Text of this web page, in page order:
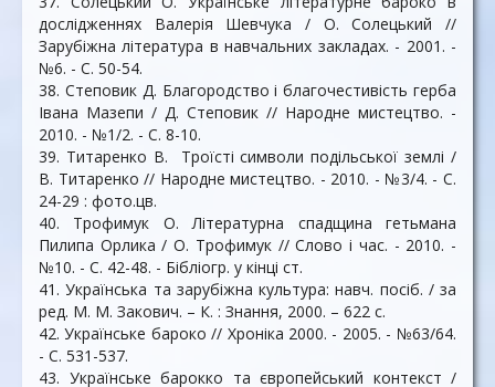
дослідженнях Валерія Шевчука / О. Солецький //
Зарубіжна література в навчальних закладах. - 2001. -
№6. - С. 50-54.
38. Степовик Д. Благородство і благочестивість герба
Івана Мазепи / Д. Степовик // Народне мистецтво. -
2010. - №1/2. - С. 8-10.
39. Титаренко В. Троїсті символи подільської землі /
В. Титаренко // Народне мистецтво. - 2010. - №3/4. - С.
24-29 : фото.цв.
40. Трофимук О. Літературна спадщина гетьмана
Пилипа Орлика / О. Трофимук // Слово і час. - 2010. -
№10. - С. 42-48. - Бібліогр. у кінці ст.
41. Українська та зарубіжна культура: навч. посіб. / за
ред. М. М. Закович. – К. : Знання, 2000. – 622 с.
42. Українське бароко // Хроніка 2000. - 2005. - №63/64.
- С. 531-537.
43. Українське барокко та європейський контекст /